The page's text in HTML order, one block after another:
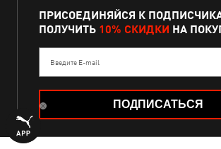
ПРИСОЕДИНЯЙСЯ К
ПОЛУЧИТЬ 10% СКИДКИ НА
Введите E-mail
ПОДПИСАТЬСЯ